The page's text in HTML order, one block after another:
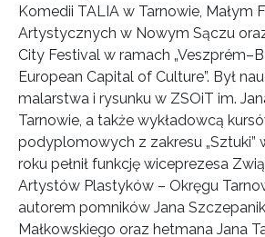
Komedii TALIA w Tarnowie, Małym
Artystycznych w Nowym Sączu
City Festival w ramach
European Capital of Culture”. Był
malarstwa i rysunku w ZSOiT im.
Tarnowie, a także wykładowcą
podyplomowych z zakresu „Sztuki”
roku pełnił funkcję wiceprezesa
Artystów Plastyków – Okręgu
autorem pomników Jana
Małkowskiego oraz hetmana Jana